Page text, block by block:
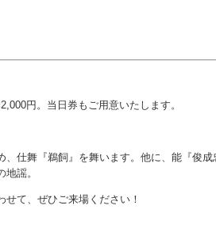
円。当日券もご用意いたします。
、仕舞『鵜飼』を舞います。他に、能『俊
謡。
せて、ぜひご来場ください！